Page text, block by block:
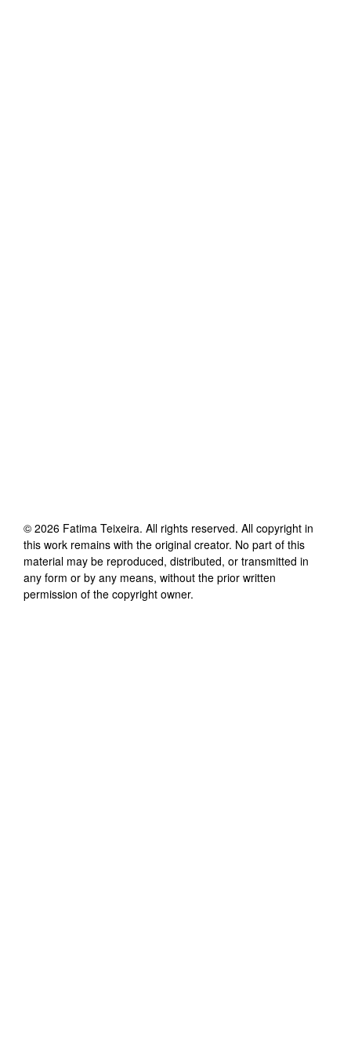
© 2026 Fatima Teixeira. All rights reserved. All copyright in
this work remains with the original creator. No part of this
material may be reproduced, distributed, or transmitted in
any form or by any means, without the prior written
permission of the copyright owner.